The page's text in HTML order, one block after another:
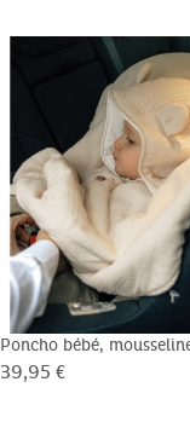
Poncho bébé,
coton bio
39,95 €